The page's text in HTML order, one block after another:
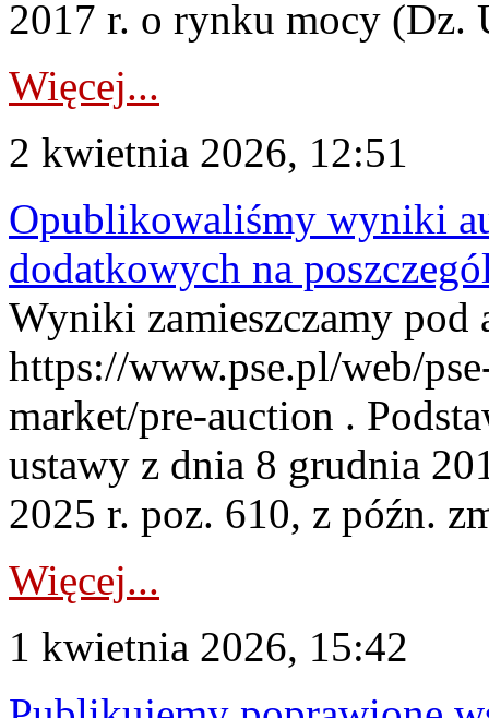
2017 r. o rynku mocy (Dz.
Więcej...
2 kwietnia 2026, 12:51
Opublikowaliśmy wyniki
dodatkowych na
Wyniki zamieszczamy pod
https://www.pse.pl/web/
market/pre-auction .
ustawy z dnia 8 grudnia
2025 r. poz. 610, z późn.
Więcej...
1 kwietnia 2026, 15:42